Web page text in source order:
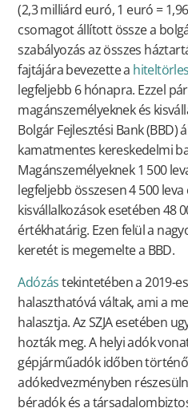
(2,3 milliárd euró, 1 euró =
csomagot állított össze a
szabályozás az összes
fajtájára bevezette a
legfeljebb 6 hónapra. Ezzel
magánszemélyeknek és
Bolgár Fejlesztési Bank
kamatmentes kereskedelmi
Magánszemélyeknek 1 500
legfeljebb összesen 4 500
kisvállalkozások esetében 48
értékhatárig. Ezen felül a
keretét is megemelte a BBD.
Adózástekintetében a 2019-
halaszthatóvá váltak, ami a
halasztja. Az SZJA esetében
hozták meg. A helyi adók
gépjárműadók időben
adókedvezményben
béradók és a